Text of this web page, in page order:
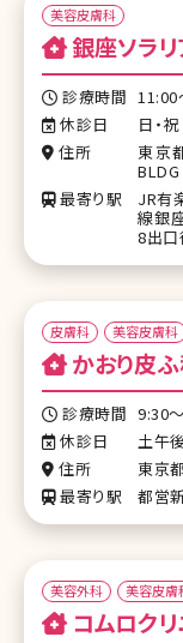
美容皮膚科
銀座ソラリ
診療時間 11:00
休診日
日・祝
住所
東京
最寄り駅
JR有
線銀
8出
皮膚科 美容皮膚科
かおり皮
診療時間 9:30
休診日
土午
住所
東京
最寄り駅
都営
美容外科 美容皮膚
コムロク